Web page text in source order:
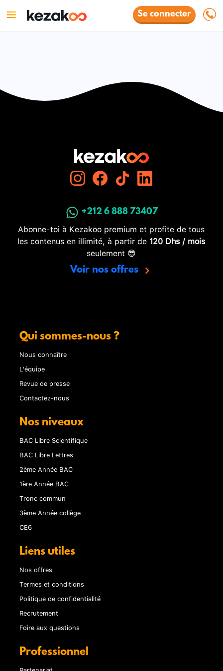
Se connecter
+212 6 888 73407
Abonne-toi à Kezakoo premium et profite de tous
les contenus en illimité, à partir de 120 Dhs / mois
seulement 😎
Voir nos offres
Qui sommes-nous ?
Nous connaître
L'équipe
Revue de presse
Contactez-nous
Nos niveaux
BAC Libre Scientifique
BAC Libre Lettres
2ème Année BAC
1ère Année BAC
Tronc commun
3ème Année collège
CE6
Liens utiles
Nos offres
Termes et conditions
Politique de confidentialité
Recrutement
Foire aux questions
Professionnel